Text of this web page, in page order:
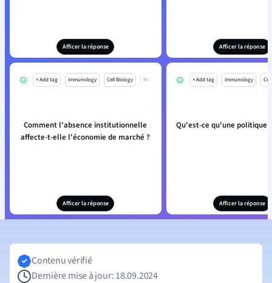
Afficer la réponse Afficer la réponse
+ Add tag Immunology Cell Biology Mo
Comment l'absence institutionnelle
affecte-t-elle l'économie de marché ?
Afficer la réponse
+ Add tag Immunology
Qu'est-ce qu'une politique
Afficer la réponse
Contenu vérifié
Dernière mise à jour: 18.09.2024